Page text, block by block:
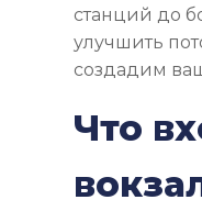
станций до
улучшить
создадим
Что